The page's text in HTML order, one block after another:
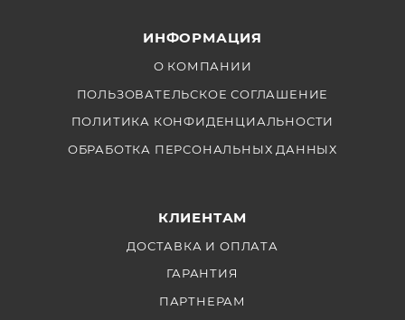
ИНФОРМАЦИЯ
О КОМПАНИИ
ПОЛЬЗОВАТЕЛЬСКОЕ СОГЛАШЕНИЕ
ПОЛИТИКА КОНФИДЕНЦИАЛЬНОСТИ
ОБРАБОТКА ПЕРСОНАЛЬНЫХ ДАННЫХ
КЛИЕНТАМ
ДОСТАВКА И ОПЛАТА
ГАРАНТИЯ
ПАРТНЕРАМ